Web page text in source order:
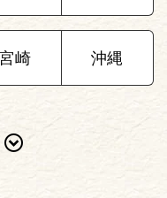
崎 沖縄